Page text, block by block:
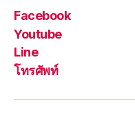
Facebook
Youtube
Line
โทรศัพท์